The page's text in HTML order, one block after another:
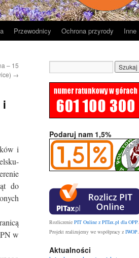
Przewodnicy Ochrona przyrody Inne
– 15
→
i
i
do
w
Podaruj nam 1,5%
Rozliczenie PIT Online z PITax.pl dla OPP.
Projekt realizujemy we współpracy z IWOP.
Aktualności